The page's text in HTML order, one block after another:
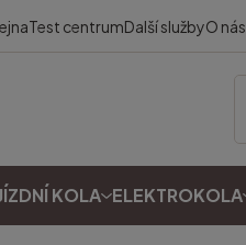
Test centrumDalší službyO nás
KOLA ELEKTROKOLA